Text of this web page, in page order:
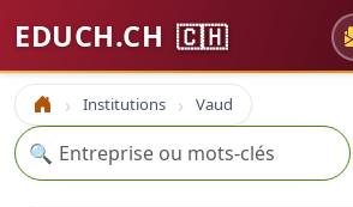
EDUCH.CH 🇨🇭
Accueil Institutions Vaud
Recherche
🔍